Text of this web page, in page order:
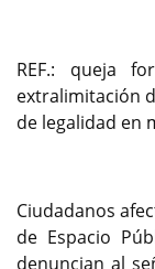
REF.: queja
extralimitación
de legalidad en
Ciudadanos
de Espacio
denuncian al